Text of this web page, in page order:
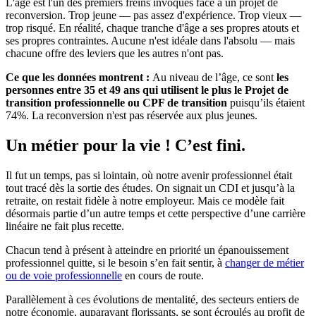
reconversion. Trop jeune — pas assez d'expérience. Trop vieux —
trop risqué. En réalité, chaque tranche d'âge a ses propres atouts et
ses propres contraintes. Aucune n'est idéale dans l'absolu — mais
chacune offre des leviers que les autres n'ont pas.
Ce que les données montrent : Au niveau de l’âge, ce sont les
personnes entre 35 et 49 ans qui utilisent le plus le Projet de
transition professionnelle ou CPF de transition puisqu’ils étaient
74%. La reconversion n'est pas réservée aux plus jeunes.
Un métier pour la vie ! C’est fini.
Il fut un temps, pas si lointain, où notre avenir professionnel était
tout tracé dès la sortie des études. On signait un CDI et jusqu’à la
retraite, on restait fidèle à notre employeur. Mais ce modèle fait
désormais partie d’un autre temps et cette perspective d’une carrière
linéaire ne fait plus recette.
Chacun tend à présent à atteindre en priorité un épanouissement
professionnel quitte, si le besoin s’en fait sentir, à changer de métier
ou de voie professionnelle en cours de route.
Parallèlement à ces évolutions de mentalité, des secteurs entiers de
notre économie, auparavant florissants, se sont écroulés au profit de